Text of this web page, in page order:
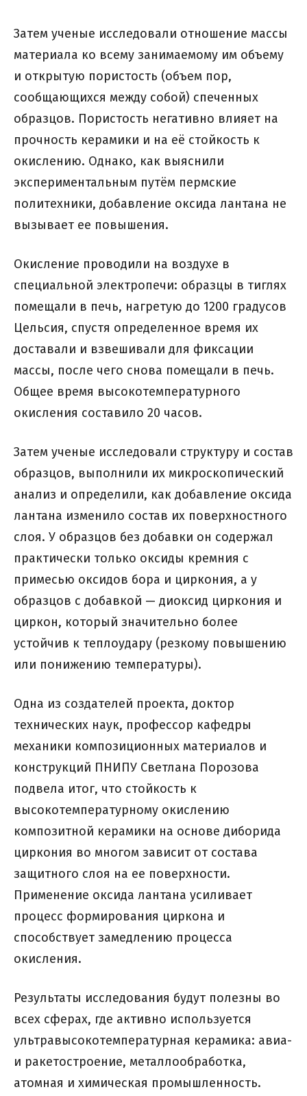
Затем ученые исследовали отношение массы
материала ко всему занимаемому им объему
и открытую пористость (объем пор,
сообщающихся между собой) спеченных
образцов. Пористость негативно влияет на
прочность керамики и на её стойкость к
окислению. Однако, как выяснили
экспериментальным путём пермские
политехники, добавление оксида лантана не
вызывает ее повышения.
Окисление проводили на воздухе в
специальной электропечи: образцы в тиглях
помещали в печь, нагретую до 1200 градусов
Цельсия, спустя определенное время их
доставали и взвешивали для фиксации
массы, после чего снова помещали в печь.
Общее время высокотемпературного
окисления составило 20 часов.
Затем ученые исследовали структуру и состав
образцов, выполнили их микроскопический
анализ и определили, как добавление оксида
лантана изменило состав их поверхностного
слоя. У образцов без добавки он содержал
практически только оксиды кремния с
примесью оксидов бора и циркония, а у
образцов с добавкой — диоксид циркония и
циркон, который значительно более
устойчив к теплоудару (резкому повышению
или понижению температуры).
Одна из создателей проекта, доктор
технических наук, профессор кафедры
механики композиционных материалов и
конструкций ПНИПУ Светлана Порозова
подвела итог, что стойкость к
высокотемпературному окислению
композитной керамики на основе диборида
циркония во многом зависит от состава
защитного слоя на ее поверхности.
Применение оксида лантана усиливает
процесс формирования циркона и
способствует замедлению процесса
окисления.
Результаты исследования будут полезны во
всех сферах, где активно используется
ультравысокотемпературная керамика: авиа-
и ракетостроение, металлообработка,
атомная и химическая промышленность.